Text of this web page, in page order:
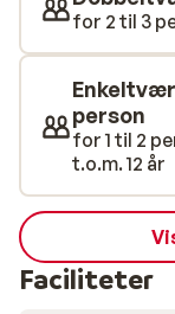
sætte tænderne
for 2 til 3
person
for 1 til 2
t.o.m. 12 år
Faciliteter